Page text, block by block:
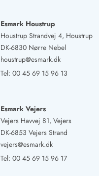
Esmark Houstrup
Houstrup Strandvej 4, Houstrup
DK-6830 Nørre Nebel
houstrup@esmark.dk
Tel: 00 45 69 15 96 13
Esmark Vejers
Vejers Havvej 81, Vejers
DK-6853 Vejers Strand
vejers@esmark.dk
Tel: 00 45 69 15 96 17